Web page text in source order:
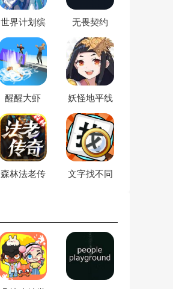
世界计划缤
无畏契约
醒醒大虾 妖怪地平线
森林法老传
文字找不同